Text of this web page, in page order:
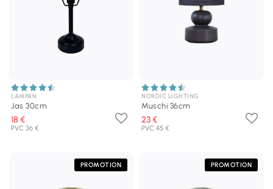
LAMPAN
Jas 30cm
18 €
PVC 36 €
NORDIC LIGHTING
Muschi 36cm
23 €
PVC 45 €
PROMOTION PROMOTION